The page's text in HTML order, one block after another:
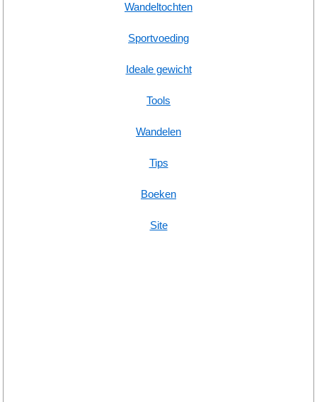
Wandeltochten
Sportvoeding
Ideale gewicht
Tools
Wandelen
Tips
Boeken
Site